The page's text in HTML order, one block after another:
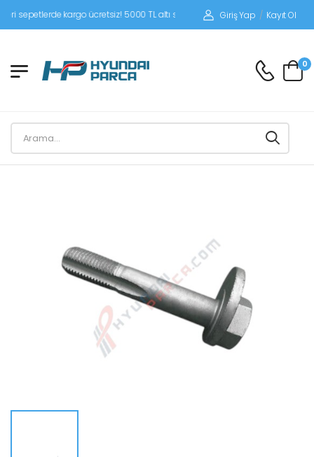
kargo ücretsiz! 5000 TL altı siparişlerinizde siparişleriniz alıcı
Giriş Yap / Kayıt Ol
0